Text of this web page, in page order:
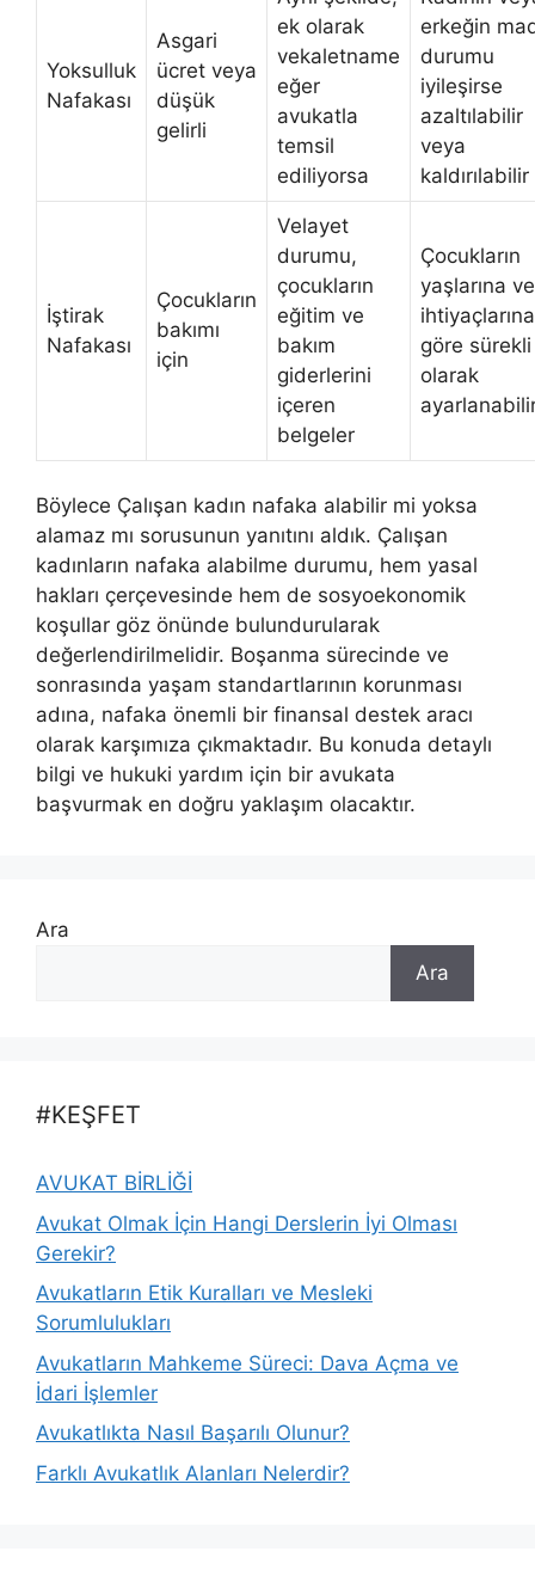
Yoksulluk
Nafakası
Asgari
ücret veya
düşük
gelirli
ek olarak
vekaletname
eğer
avukatla
temsil
ediliyorsa
erkeğin
durumu
iyileşirse
azaltılabilir
veya
kaldırılabilir
İştirak
Nafakası
Çocukların
bakımı
için
Velayet
durumu,
çocukların
eğitim ve
bakım
giderlerini
içeren
belgeler
Çocukların
yaşlarına ve
ihtiyaçlarına
göre sürekli
olarak
Böylece Çalışan kadın nafaka alabilir mi yoksa
alamaz mı sorusunun yanıtını aldık. Çalışan
kadınların nafaka alabilme durumu, hem yasal
hakları çerçevesinde hem de sosyoekonomik
koşullar göz önünde bulundurularak
değerlendirilmelidir. Boşanma sürecinde ve
sonrasında yaşam standartlarının korunması
adına, nafaka önemli bir finansal destek aracı
olarak karşımıza çıkmaktadır. Bu konuda detaylı
bilgi ve hukuki yardım için bir avukata
başvurmak en doğru yaklaşım olacaktır.
Ara
Ara
#KEŞFET
AVUKAT BİRLİĞİ
Avukat Olmak İçin Hangi Derslerin İyi Olması
Gerekir?
Avukatların Etik Kuralları ve Mesleki
Sorumlulukları
Avukatların Mahkeme Süreci: Dava Açma ve
İdari İşlemler
Avukatlıkta Nasıl Başarılı Olunur?
Farklı Avukatlık Alanları Nelerdir?